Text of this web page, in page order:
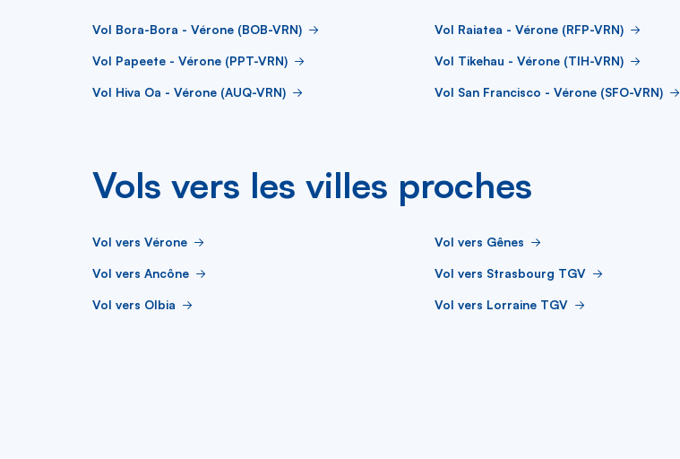
Vol Bora-Bora - Vérone (BOB-VRN) Vol Raiatea - Vérone (RFP-VRN)
Vol Papeete - Vérone (PPT-VRN) Vol Tikehau - Vérone (TIH-VRN)
Vol Hiva Oa - Vérone (AUQ-VRN) Vol San Francisco - Vérone (SFO-VRN)
Vols vers les villes proches
Vol vers Vérone Vol vers Gênes
Vol vers Ancône Vol vers Strasbourg TGV
Vol vers Olbia Vol vers Lorraine TGV